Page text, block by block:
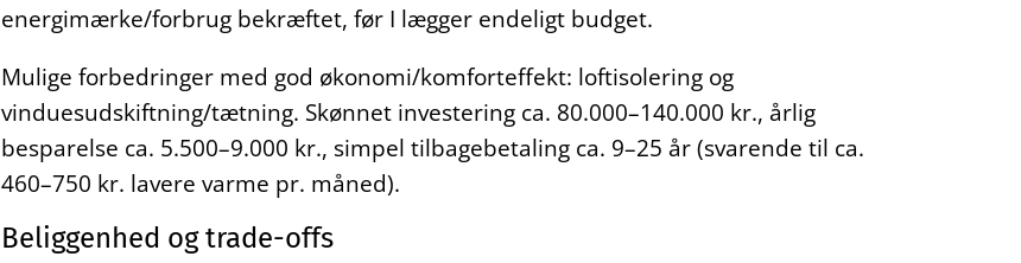
energimærke/forbrug bekræftet, før I lægger endeligt budget.
Mulige forbedringer med god økonomi/komforteffekt: loftisolering og
vinduesudskiftning/tætning. Skønnet investering ca. 80.000–140.000 kr., årlig
besparelse ca. 5.500–9.000 kr., simpel tilbagebetaling ca. 9–25 år (svarende til ca.
460–750 kr. lavere varme pr. måned).
Beliggenhed og trade-offs